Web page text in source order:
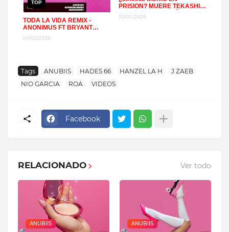
TOP
TODA LA VIDA REMIX -
ANONIMUS FT BRYANT
MYERS, ALMIGHTY, NORIEL,
LUAR LA L, BRYTIAGO
04/02/2026
PRISION? MUERE TEKASHI
EX DE YAILIN LA MÁS VIRAL
+
21/01/2026
Tags ANUBIIS HADES 66 HANZEL LA H
J ZAEB
NIO GARCIA
ROA VIDEOS
Facebook
RELACIONADO Ver todo
ANUBIIS ANUBIIS